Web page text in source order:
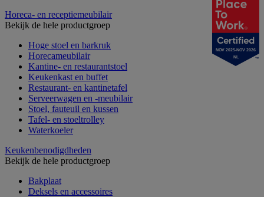
Horeca- en receptiemeubilair
Bekijk de hele productgroep
Hoge stoel en barkruk
Horecameubilair
Kantine- en restaurantstoel
Keukenkast en buffet
Restaurant- en kantinetafel
Serveerwagen en -meubilair
Stoel, fauteuil en kussen
Tafel- en stoeltrolley
Waterkoeler
Keukenbenodigdheden
Bekijk de hele productgroep
Bakplaat
Deksels en accessoires
NOV 2025-NOV 2026
NL